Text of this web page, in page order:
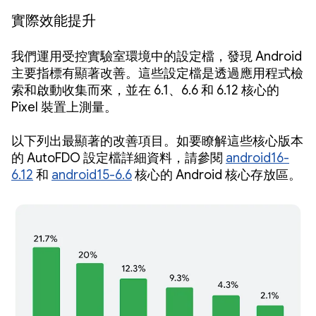
實際效能提升
我們運用受控實驗室環境中的設定檔，發現 Android
主要指標有顯著改善。這些設定檔是透過應用程式檢
索和啟動收集而來，並在 6.1、6.6 和 6.12 核心的
Pixel 裝置上測量。
以下列出最顯著的改善項目。如要瞭解這些核心版本
的 AutoFDO 設定檔詳細資料，請參閱 android16-
6.12 和 android15-6.6核心的 Android 核心存放區。